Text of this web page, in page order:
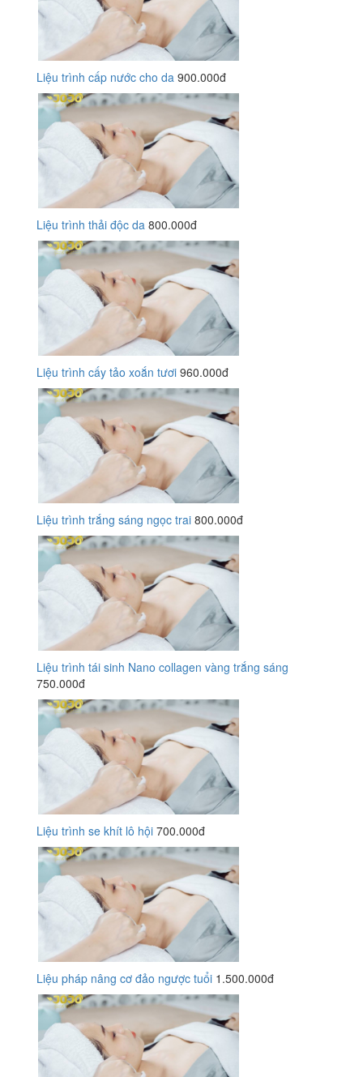
Liệu trình cấp nước cho da 900.000đ
Liệu trình thải độc da 800.000đ
Liệu trình cấy tảo xoắn tươi 960.000đ
Liệu trình trắng sáng ngọc trai 800.000đ
Liệu trình tái sinh Nano collagen vàng trắng sáng
750.000đ
Liệu trình se khít lô hội 700.000đ
Liệu pháp nâng cơ đảo ngược tuổi 1.500.000đ